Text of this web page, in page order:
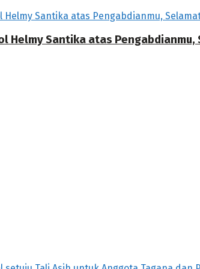
Helmy Santika atas